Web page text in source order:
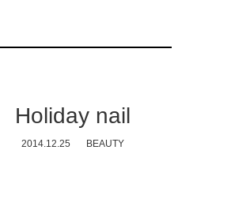
Holiday nail
2014.12.25 BEAUTY